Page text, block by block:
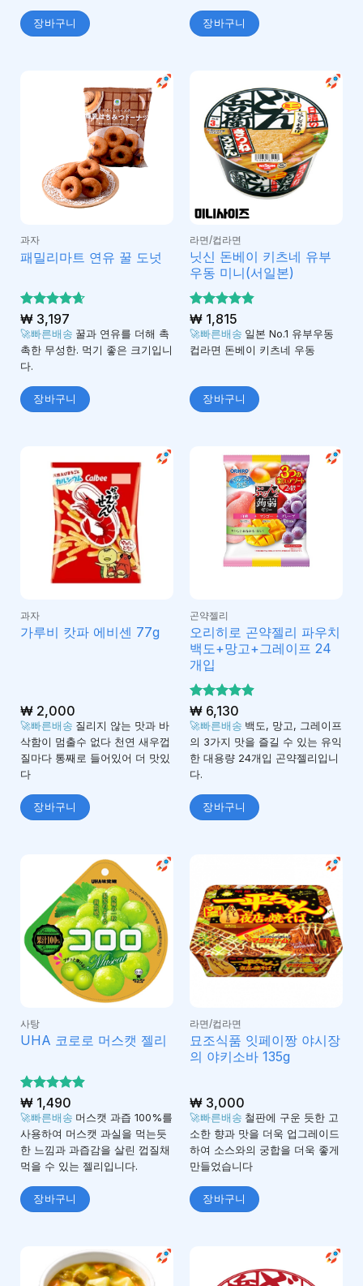
장바구니 장바구니
과자
패밀리마트 연유 꿀 도넛
5 중에서
4.67로 평
가됨
₩3,197
🚀빠른배송 꿀과 연유를 더해 촉
촉한 무성한. 먹기 좋은 크기입니
다.
장바구니
라면/컵라면
닛신 돈베이 키츠네 유부
우동 미니(서일본)
5 중에서
4.81로 평
가됨
₩1,815
🚀빠른배송 일본 No.1 유부우동
컵라면 돈베이 키츠네 우동
장바구니
과자
가루비 캇파 에비센 77g
₩2,000
🚀빠른배송 질리지 않는 맛과 바
삭함이 멈출수 없다 천연 새우껍
질마다 통째로 들어있어 더 맛있
다
장바구니
곤약젤리
오리히로 곤약젤리 파우치
백도+망고+그레이프 24
개입
5 중에서
4.92로 평
가됨
₩6,130
🚀빠른배송 백도, 망고, 그레이프
의 3가지 맛을 즐길 수 있는 유익
한 대용량 24개입 곤약젤리입니
다.
장바구니
사탕
UHA 코로로 머스캣 젤리
5 중에서
4.9로 평가
됨
₩1,490
🚀빠른배송 머스캣 과즙 100%를
사용하여 머스캣 과실을 먹는듯
한 느낌과 과즙감을 살린 껍질채
먹을 수 있는 젤리입니다.
장바구니
라면/컵라면
묘조식품 잇페이짱 야시장
의 야키소바 135g
₩3,000
🚀빠른배송 철판에 구운 듯한 고
소한 향과 맛을 더욱 업그레이드
하여 소스와의 궁합을 더욱 좋게
만들었습니다
장바구니